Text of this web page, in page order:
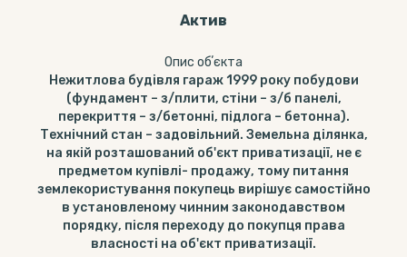
Актив
Опис обʼєкта
Нежитлова будівля гараж 1999 року побудови
(фундамент – з/плити, стіни – з/б панелі,
перекриття – з/бетонні, підлога – бетонна).
Технічний стан – задовільний. Земельна ділянка,
на якій розташований об'єкт приватизації, не є
предметом купівлі- продажу, тому питання
землекористування покупець вирішує самостійно
в установленому чинним законодавством
порядку, після переходу до покупця права
власності на об'єкт приватизації.